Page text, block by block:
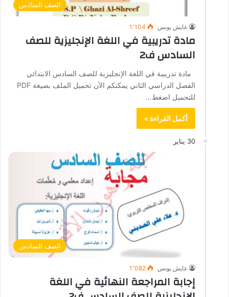
الصف السادس
عايش يونس 1٬104
مادة تدريبية في اللغة الإنجليزية للصف
السادس ف2
مادة تدريبية في اللغة الإنجليزية للصف السادس الابتدائي
الفصل الدراسي الثاني يمكنكم الآن تحميل الملف بصيغة PDF
للتحميل اضغط…
أكمل القراءة »
30 يناير
الصف السادس
عايش يونس 1٬082
إجابة المراجعة النهائية في اللغة